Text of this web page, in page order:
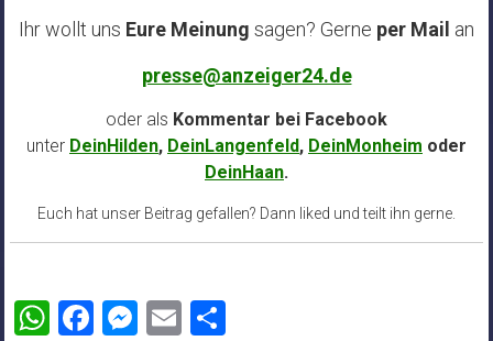
Ihr wollt uns Eure Meinung sagen? Gerne per Mail an
presse@anzeiger24.de
oder als Kommentar bei Facebook
unter DeinHilden, DeinLangenfeld, DeinMonheim oder
DeinHaan.
Euch hat unser Beitrag gefallen? Dann liked und teilt ihn gerne.
WhatsApp
Facebook
Messenger
EmailTeilen